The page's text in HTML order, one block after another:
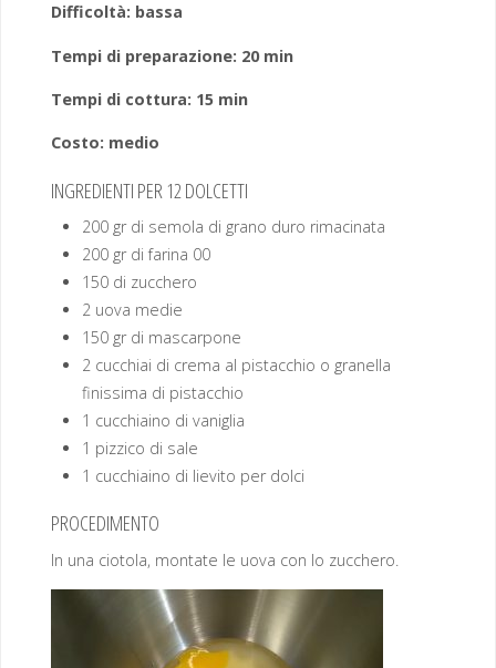
Difficoltà: bassa
Tempi di preparazione: 20 min
Tempi di cottura: 15 min
Costo: medio
INGREDIENTI PER 12 DOLCETTI
200 gr di semola di grano duro rimacinata
200 gr di farina 00
150 di zucchero
2 uova medie
150 gr di mascarpone
2 cucchiai di crema al pistacchio o granella
finissima di pistacchio
1 cucchiaino di vaniglia
1 pizzico di sale
1 cucchiaino di lievito per dolci
PROCEDIMENTO
In una ciotola, montate le uova con lo zucchero.